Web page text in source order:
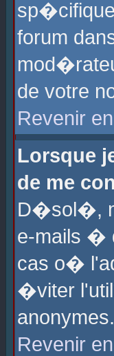
sp�cifique
forum
de votre
Revenir
Lorsque
de me
D�sol�,
e-mails �
cas o�
�viter
anonymes.
Revenir